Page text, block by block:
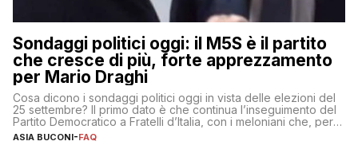
Sondaggi politici oggi: il M5S è il partito
che cresce di più, forte apprezzamento
per Mario Draghi
Cosa dicono i sondaggi politici oggi in vista delle elezioni del
25 settembre? Il primo dato è che continua l’inseguimento del
Partito Democratico a Fratelli d’Italia, con i meloniani che, però,
sembrano accumulare sempre più distacco affermandosi come
primo partito con il 24% (+0,7% rispetto a fine luglio), un
ASIA BUCONI-FAQ